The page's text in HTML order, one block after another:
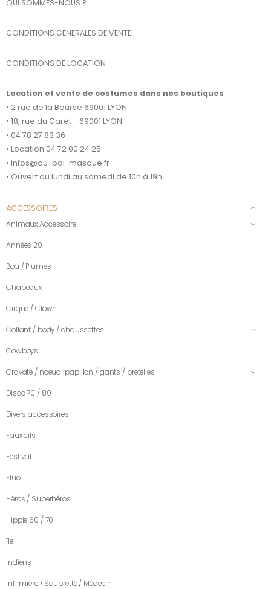
QUI SOMMES-NOUS ?
CONDITIONS GENERALES DE VENTE
CONDITIONS DE LOCATION
Location et vente de costumes dans nos boutiques
• 2 rue de la Bourse 69001 LYON
• 18, rue du Garet - 69001 LYON
• 04 78 27 83 36
• Location 04 72 00 24 25
• infos@au-bal-masque.fr
• Ouvert du lundi au samedi de 10h à 19h.
ACCESSOIRES
Animaux Accessoire
Années 20
Boa / Plumes
Chapeaux
Cirque / Clown
Collant / body / chaussettes
Cowboys
Cravate / noeud-papillon / gants / bretelles
Disco 70 / 80
Divers accessoires
Faux cils
Festival
Fluo
Héros / Superhéros
Hippie 60 / 70
île
Indiens
Infirmière / Soubrette / Médecin